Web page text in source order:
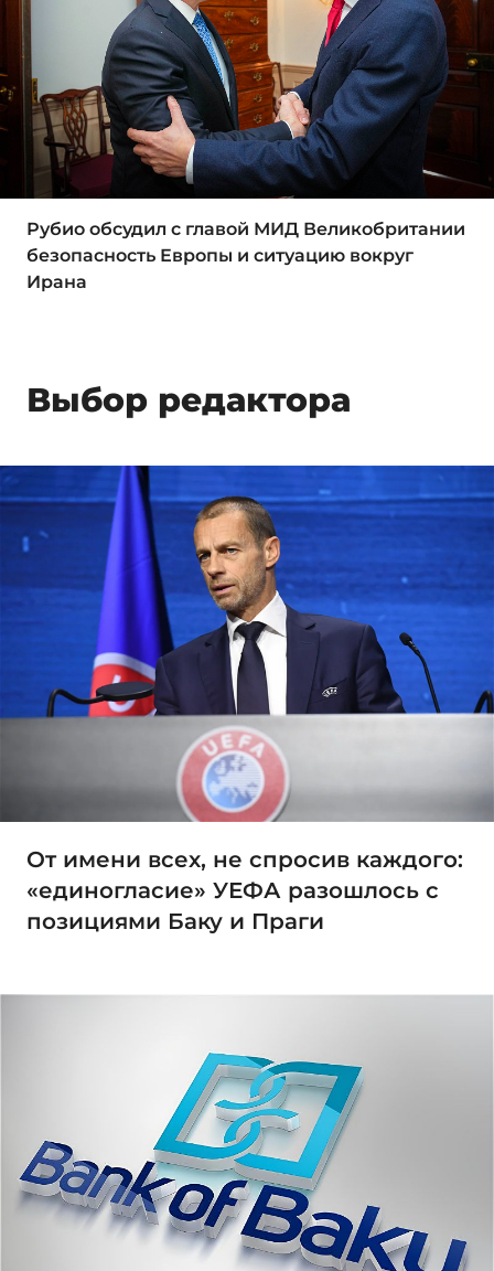
Рубио обсудил с главой МИД Великобритании
безопасность Европы и ситуацию вокруг
Ирана
Выбор редактора
От имени всех, не спросив каждого:
«единогласие» УЕФА разошлось с
позициями Баку и Праги